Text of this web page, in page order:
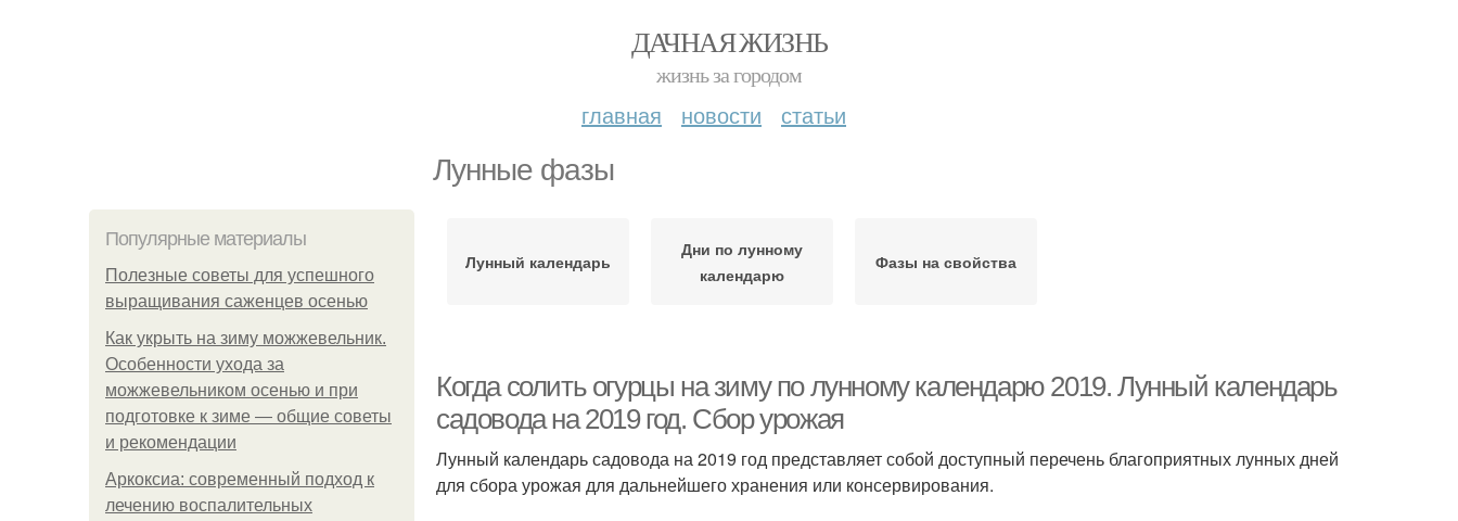
ДАЧНАЯ ЖИЗНЬ
жизнь за городом
главная новости статьи
Лунные фазы
Популярные материалы
Полезные советы для успешного
выращивания саженцев осенью
Как укрыть на зиму можжевельник.
Особенности ухода за
можжевельником осенью и при
подготовке к зиме — общие советы
и рекомендации
Аркоксиа: современный подход к
лечению воспалительных
Лунный календарь
Дни по лунному
календарю
Фазы на свойства
Когда солить огурцы на зиму по лунному календарю 2019. Лунный календарь
садовода на 2019 год. Сбор урожая
Лунный календарь садовода на 2019 год представляет собой доступный перечень благоприятных лунных дней
для сбора урожая для дальнейшего хранения или консервирования.